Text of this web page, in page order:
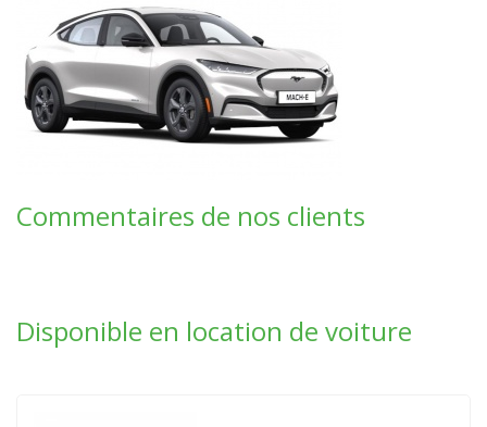
Commentaires de nos clients
Disponible en location de voiture